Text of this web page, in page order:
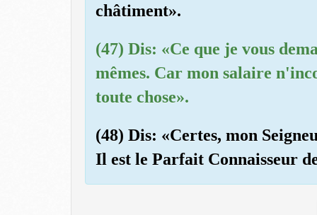
châtiment».
(47) Dis: «Ce que je vous
mêmes. Car mon salaire
toute chose».
(48) Dis: «Certes, mon
Il est le Parfait Connaisseur